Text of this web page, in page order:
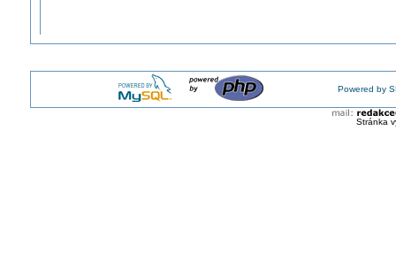
Powered by
Stránka